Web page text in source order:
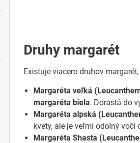
Druhy margarét
Existuje viacero druhov
Margaréta veľká
margaréta biela. Dorastá do
Margaréta alpská
kvety, ale je veľmi odolný voči
Margaréta Shasta